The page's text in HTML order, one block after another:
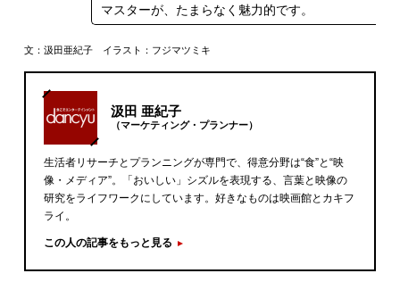
マスターが、たまらなく魅力的です。
文：汲田亜紀子 イラスト：フジマツミキ
汲田 亜紀子
（マーケティング・プランナー）
生活者リサーチとプランニングが専門で、得意分野は“食”と“映
像・メディア”。「おいしい」シズルを表現する、言葉と映像の
研究をライフワークにしています。好きなものは映画館とカキフ
ライ。
この人の記事をもっと見る